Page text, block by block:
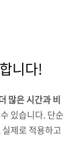
니다!
많은 시간과 비
있습니다. 단순
제로 적용하고